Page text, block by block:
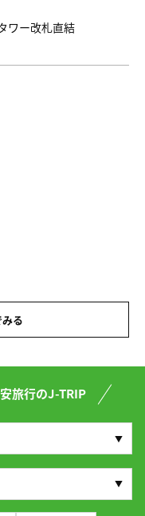
ワー改札直結
る
旅行のJ-TRIP